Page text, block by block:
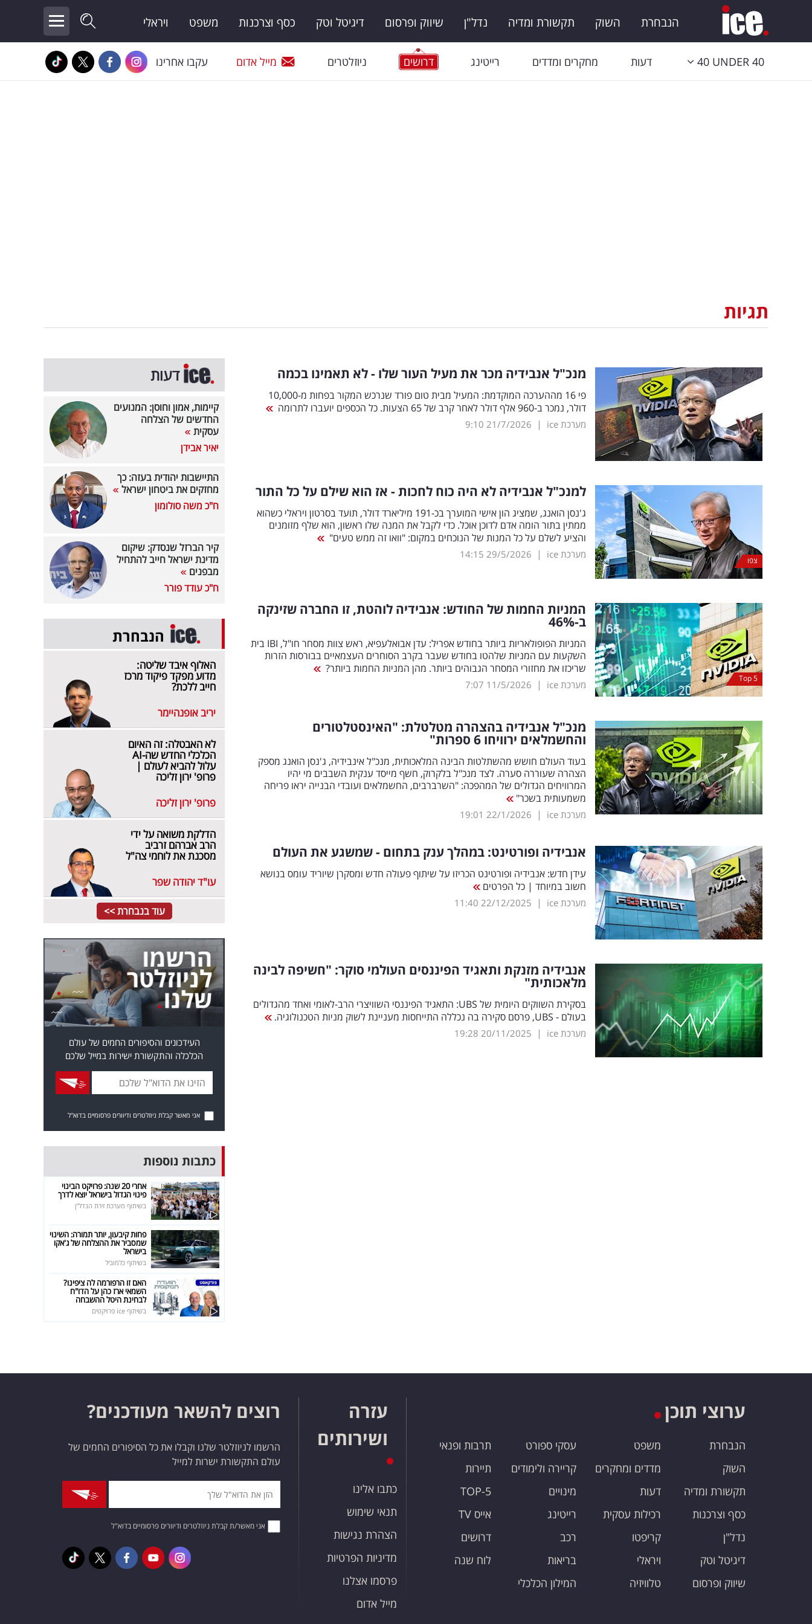
הנבחרת השוק תקשורת ומדיה נדל"ן שיווק ופרסום דיגיטל וטק כסף וצרכנות משפט ויראלי
40 UNDER 40 דעות מחקרים ומדדים רייטינג דרושים ניוזלטרים מייל אדום עקבו אחרינו
תגיות
מנכ"ל אנבידיה מכר את מעיל העור שלו - לא תאמינו בכמה
פי 16 מההערכה המוקדמת: המעיל מבית טום פורד שנרכש המקור בפחות מ-10,000
דולר, נמכר ב-960 אלף דולר לאחר קרב של 65 הצעות. כל הכספים יועברו לתרומה
מערכת ice |
21/7/2026
9:10
צפו
למנכ"ל אנבידיה לא היה כוח לחכות - אז הוא שילם על כל התור
ג'נסן הואנג, שמציג הון אישי המוערך בכ-191 מיליארד דולר, תועד בסרטון ויראלי כשהוא
ממתין בתור הומה אדם לדוכן אוכל. כדי לקבל את המנה שלו ראשון, הוא שלף מזומנים
והציע לשלם על כל המנות של הנוכחים במקום: "וואו זה ממש טעים"
מערכת ice |
29/5/2026
14:15
Top 5
המניות החמות של החודש: אנבידיה לוהטת, זו החברה שזינקה
ב-46%
המניות הפופולאריות ביותר בחודש אפריל: עדן אבואלעפיא, ראש צוות מסחר חו"ל, IBI בית
השקעות עם המניות שלהטו בחודש שעבר בקרב הסוחרים העצמאיים בבורסות הזרות
שריכזו את מחזורי המסחר הגבוהים ביותר. מהן המניות החמות ביותר?
מערכת ice |
11/5/2026
7:07
מנכ"ל אנבידיה בהצהרה מטלטלת: "האינסטלטורים
והחשמלאים ירוויחו 6 ספרות"
בעוד העולם חושש מהשתלטות הבינה המלאכותית, מנכ"ל אינבידיה, ג'נסן הואנג מספק
הצהרה שעוררה סערה. לצד מנכ"ל בלקרוק, חשף מייסד ענקית השבבים מי יהיו
המרוויחים הגדולים של המהפכה: "השרברבים, החשמלאים ועובדי הבנייה יראו פריחה
משמעותית בשכר"
מערכת ice |
22/1/2026
19:01
אנבידיה ופורטינט: במהלך ענק בתחום - שמשגע את העולם
עידן חדש: אנבידיה ופורטינט הכריזו על שיתוף פעולה חדש ומסקרן שיוריד עומס בנושא
חשוב במיוחד | כל הפרטים
מערכת ice |
22/12/2025
11:40
אנבידיה מזנקת ותאגיד הפיננסים העולמי סוקר: "חשיפה לבינה
מלאכותית"
בסקירת השווקים היומית של UBS: התאגיד הפיננסי השוויצרי הרב-לאומי ואחד מהגדולים
בעולם - UBS, פרסם סקירה בה נכללה התייחסות מעניינת לשוק מניות הטכנולוגיה.
מערכת ice |
20/11/2025
19:28
דעות
קיימות, אמון וחוסן: המנועים
החדשים של הצלחה
עסקית
יאיר אבידן
התיישבות יהודית בעזה: כך
מחזקים את ביטחון ישראל
ח"כ משה סולומון
קיר הברזל שנסדק: שיקום
מדינת ישראל חייב להתחיל
מבפנים
ח"כ עודד פורר
הנבחרת
האלוף איבד שליטה:
מדוע מפקד פיקוד מרכז
חייב ללכת?
יריב אופנהיימר
לא האבטלה: זה האיום
הכלכלי החדש שה-AI
עלול להביא לעולם |
פרופ' ירון זליכה
פרופ' ירון זליכה
הדלקת משואה על ידי
הרב אברהם זרביב
מסכנת את לוחמי צה"ל
עו"ד יהודה שפר
עוד בנבחרת >>
העידכונים והסיפורים החמים של עולם
הכלכלה והתקשורת ישירות במייל שלכם
אני מאשר קבלת ניוזלטרים ודיוורים פרסומיים בדוא"ל
כתבות נוספות
אחרי 20 שנה: פרויקט הבינוי
פינוי הגדול בישראל יוצא לדרך
בשיתוף מערכת זירת הנדל"ן
פחות קיבעון, יותר תמורה: השינוי
שמסביר את ההצלחה של ג'אקו
בישראל
בשיתוף כלמוביל
האם זו הרפורמה לה ציפינו?
השמאי ארז כהן על הדו"ח
לבחינת היטל ההשבחה
בשיתוף ice פרויקטים
ערוצי תוכן
הנבחרת
השוק
תקשורת ומדיה
כסף וצרכנות
נדל"ן
דיגיטל וטק
שיווק ופרסום
משפט
מדדים ומחקרים
דעות
רכילות עסקית
קריפטו
ויראלי
טלוויזיה
עסקי ספורט
קריירה ולימודים
מינויים
רייטינג
רכב
בריאות
המילון הכלכלי
תרבות ופנאי
תיירות
TOP-5
אייס TV
דרושים
לוח שנה
עזרה
ושירותים
כתבו אלינו
תנאי שימוש
הצהרת נגישות
מדיניות הפרטיות
פרסמו אצלנו
מייל אדום
רוצים להשאר מעודכנים?
הרשמו לניוזלטר שלנו וקבלו את כל הסיפורים החמים של
עולם התקשורת ישרות למייל
אני מאשר/ת קבלת ניוזלטרים ודיוורים פרסומיים בדוא"ל